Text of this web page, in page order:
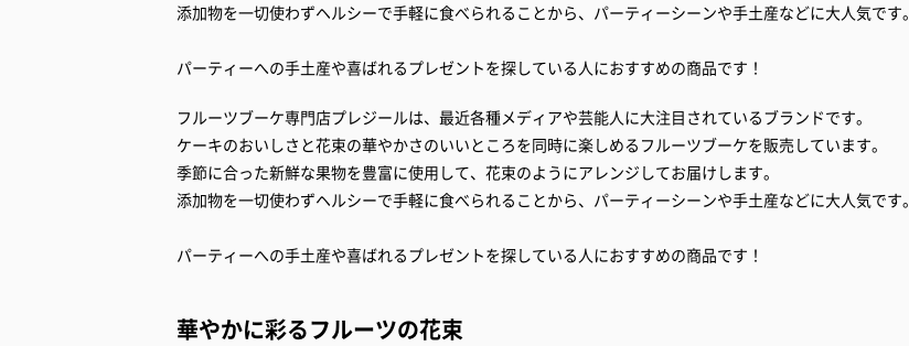
添加物を一切使わずヘルシーで手軽に食べられることから、パーティーシーンや手土産などに大人気です。
パーティーへの手土産や喜ばれるプレゼントを探している人におすすめの商品です！
フルーツブーケ専門店プレジールは、最近各種メディアや芸能人に大注目されているブランドです。
ケーキのおいしさと花束の華やかさのいいところを同時に楽しめるフルーツブーケを販売しています。
季節に合った新鮮な果物を豊富に使用して、花束のようにアレンジしてお届けします。
添加物を一切使わずヘルシーで手軽に食べられることから、パーティーシーンや手土産などに大人気です。
パーティーへの手土産や喜ばれるプレゼントを探している人におすすめの商品です！
華やかに彩るフルーツの花束